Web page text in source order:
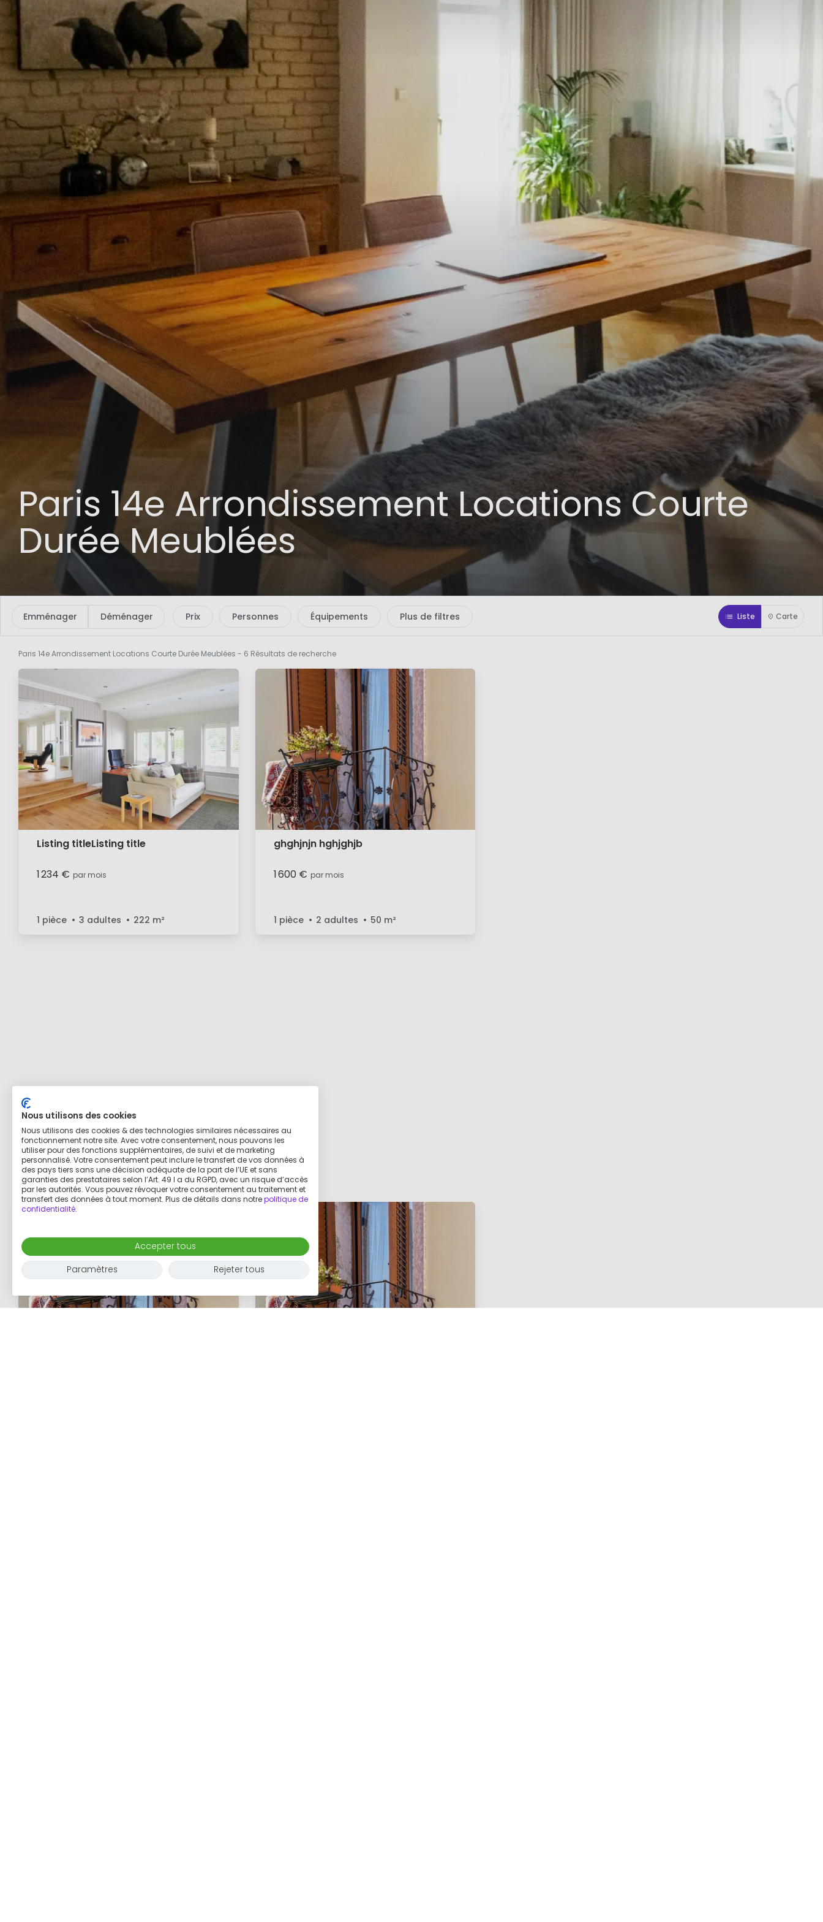
Paris 14e Arrondissement Locations Courte
Durée Meublées
Emménager Déménager Prix Personnes Équipements Plus de filtres Liste Carte
Paris 14e Arrondissement Locations Courte Durée Meublées - 6 Résultats de recherche
Listing titleListing title
1 234 € par mois
1 pièce 3 adultes 222 m²
ghghjnjn hghjghjb
1 600 € par mois
1 pièce 2 adultes 50 m²
Nous utilisons des cookies
Nous utilisons des cookies & des technologies similaires nécessaires au
fonctionnement notre site. Avec votre consentement, nous pouvons les
utiliser pour des fonctions supplémentaires, de suivi et de marketing
personnalisé. Votre consentement peut inclure le transfert de vos données à
des pays tiers sans une décision adéquate de la part de l’UE et sans
garanties des prestataires selon l’Art. 49 I a du RGPD, avec un risque d’accès
par les autorités. Vous pouvez révoquer votre consentement au traitement et
transfert des données à tout moment. Plus de détails dans notrepolitique de
confidentialité.
Accepter tous
Paramètres
Rejeter tous